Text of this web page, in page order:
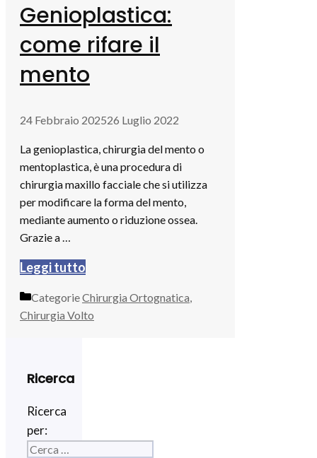
Genioplastica:
come rifare il
mento
24 Febbraio 202526 Luglio 2022
La genioplastica, chirurgia del mento o
mentoplastica, è una procedura di
chirurgia maxillo facciale che si utilizza
per modificare la forma del mento,
mediante aumento o riduzione ossea.
Grazie a …
Leggi tutto
CategorieChirurgia Ortognatica,
Chirurgia Volto
Ricerca
Ricerca
per: